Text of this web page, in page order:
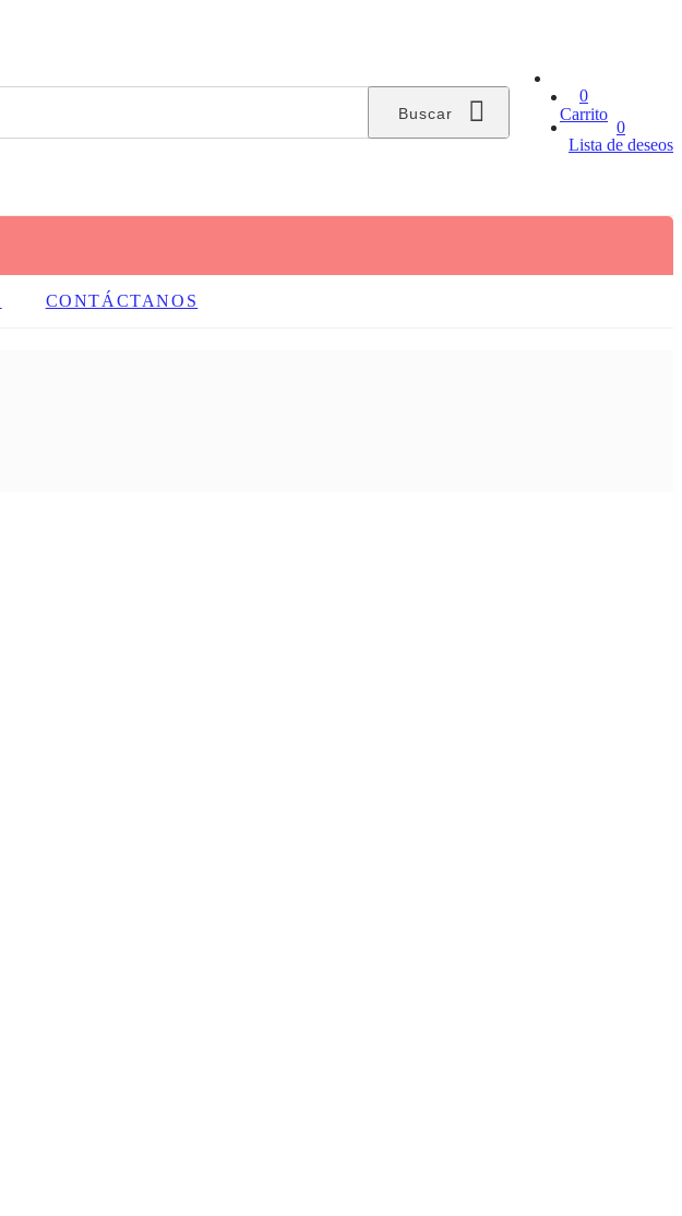
Buscar
0
Carrito
0
Lista de deseos
CONTÁCTANOS